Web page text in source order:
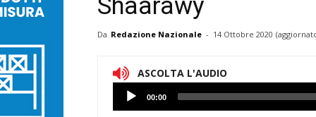
Shaarawy
Da Redazione Nazionale - 14 Ottobre 2020
ASCOLTA L'AUDIO
Lettore
Audio
00:00